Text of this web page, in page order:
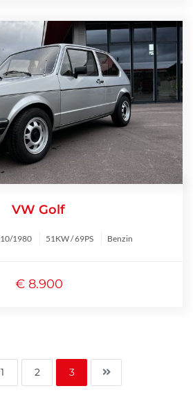
VW Golf
10/1980 51KW / 69PS Benzin
€ 8.900
1 2 3